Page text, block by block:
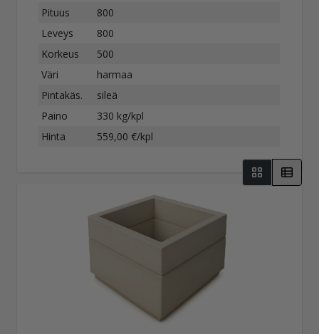
Pituus
800
Leveys
800
Korkeus
500
Väri
harmaa
Pintakäs.
sileä
Paino
330 kg/kpl
Hinta
559,00 €/kpl